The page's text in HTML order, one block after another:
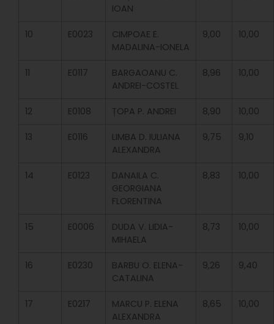
IOAN
10 E0023
CIMPOAE E.
MADALINA-IONELA
9,00 10,00
11 E0117
BARGAOANU C.
ANDREI-COSTEL
8,96 10,00
12 E0108 ȚOPA P. ANDREI 8,90 10,00
13 E0116
LIMBA D. IULIANA
ALEXANDRA
9,75 9,10
14 E0123
DANAILA C.
GEORGIANA
FLORENTINA
8,83 10,00
15 E0006
DUDA V. LIDIA-
MIHAELA
8,73 10,00
16 E0230
BARBU O. ELENA-
CATALINA
9,26 9,40
17 E0217
MARCU P. ELENA
ALEXANDRA
8,65 10,00